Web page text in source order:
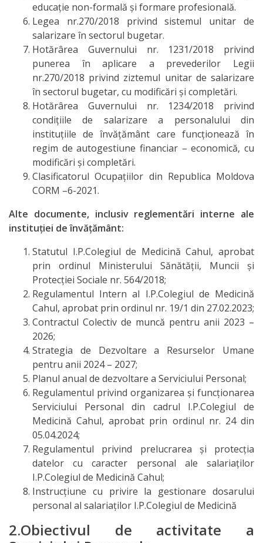
Catedre
Discipline de
specialitate
Nr.1
Discipline de
specialitate
Nr2
Discipline
fundamentale
Discipline
reale
Discipline
socio-umane
Subdiviziunii
Contabilitate
Achiziții
Publice
Transparență
Comanda
de Stat
Informație
educație non-formală și formare profesională.
Legea nr.270/2018 privind sistemul unitar de
salarizare în sectorul bugetar.
Hotărârea Guvernului nr. 1231/2018 privind
punerea în aplicare a prevederilor Legii
nr.270/2018 privind ziztemul unitar de salarizare
în sectorul bugetar, cu modificări și completări.
Hotărârea Guvernului nr. 1234/2018 privind
condițiile de salarizare a personalului din
instituțiile de învățământ care funcționează în
regim de autogestiune financiar – economică, cu
modificări și completări.
Clasificatorul Ocupațiilor din Republica Moldova
CORM –6-2021.
Alte documente, inclusiv reglementări interne ale
instituției de învățământ:
Statutul I.P.Colegiul de Medicină Cahul, aprobat
prin ordinul Ministerului Sănătății, Muncii și
Protecției Sociale nr. 564/2018;
Regulamentul Intern al I.P.Colegiul de Medicină
Cahul, aprobat prin ordinul nr. 19/1 din 27.02.2023;
Contractul Colectiv de muncă pentru anii 2023 –
2026;
Strategia de Dezvoltare a Resurselor Umane
pentru anii 2024 – 2027;
Planul anual de dezvoltare a Serviciului Personal;
Regulamentul privind organizarea și funcționarea
Serviciului Personal din cadrul I.P.Colegiul de
Medicină Cahul, aprobat prin ordinul nr. 24 din
05.04.2024;
Regulamentul privind prelucrarea și protecția
datelor cu caracter personal ale salariaților
I.P.Colegiul de Medicină Cahul;
Instrucțiune cu privire la gestionare dosarului
personal al salariaților I.P.Colegiul de Medicină
2.Obiectivul de activitate a